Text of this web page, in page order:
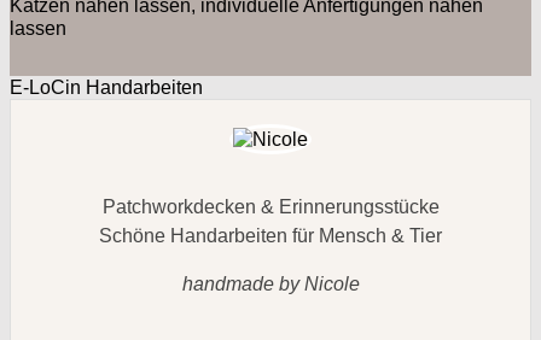
E-LoCin Handarbeiten
Patchworkdecken & Erinnerungsstücke
Schöne Handarbeiten für Mensch & Tier
handmade by Nicole